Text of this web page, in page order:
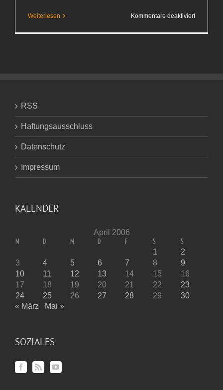
Weiterlesen Kommentare deaktiviertfür
RSS
Haftungsausschluss
Datenschutz
Impressum
KALENDER
April 2006
M D M D F S S
1
2
3
4 5 6 7 8
9
10
11 12 13 14 15
16
17
18 19 20 21 22
23
24
25 26 27 28 29
30
« März
Mai »
SOZIALES